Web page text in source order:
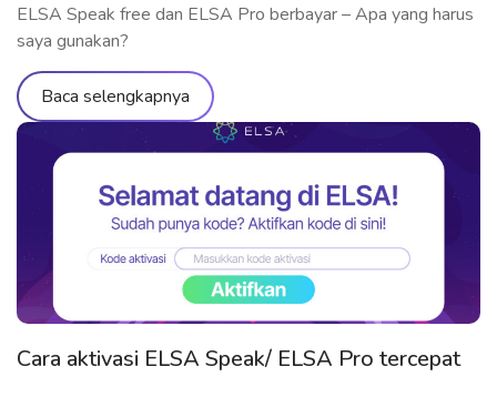
ELSA Speak free dan ELSA Pro berbayar – Apa yang harus
saya gunakan?
Baca selengkapnya
Cara aktivasi ELSA Speak/ ELSA Pro tercepat